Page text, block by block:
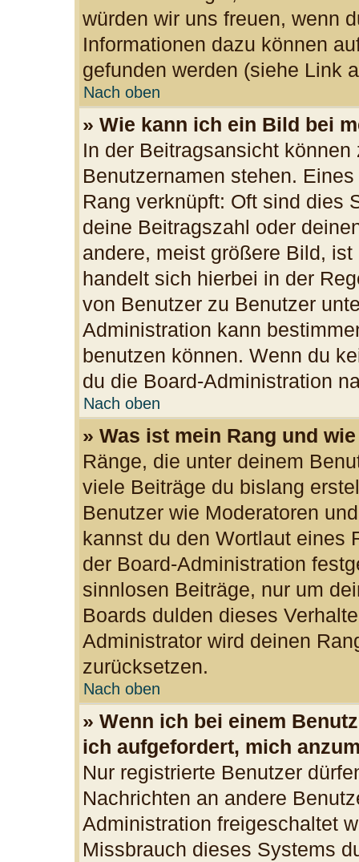
würden wir uns freuen, wenn
Informationen dazu können
gefunden werden (siehe Link
Nach oben
» Wie kann ich ein Bild bei
In der Beitragsansicht
Benutzernamen stehen.
Rang verknüpft: Oft sind dies
deine Beitragszahl oder
andere, meist größere Bild, ist
handelt sich hierbei in der
von Benutzer zu Benutzer
Administration kann
benutzen können. Wenn du
du die Board-Administration
Nach oben
» Was ist mein Rang und
Ränge, die unter deinem
viele Beiträge du bislang
Benutzer wie Moderatoren
kannst du den Wortlaut eines
der Board-Administration
sinnlosen Beiträge, nur um
Boards dulden dieses
Administrator wird deinen
zurücksetzen.
Nach oben
» Wenn ich bei einem
ich aufgefordert, mich
Nur registrierte Benutzer
Nachrichten an andere
Administration freigeschaltet
Missbrauch dieses Systems